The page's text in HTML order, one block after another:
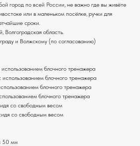
город по всей России, не важно где вы живёте
или в маленьком посёлке, ручки для
сроки.
Волгоградская область.
и Волжскому (по согласованию)
блочного тренажера
блочного тренажера
блочного тренажера
блочного тренажера
со свободным весом
со свободным весом
50 мм